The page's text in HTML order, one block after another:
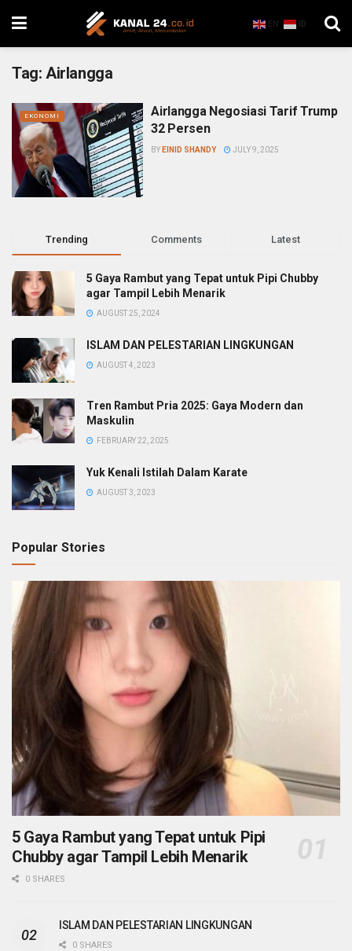
EN ID
Tag: Airlangga
EKONOMI
Airlangga Negosiasi Tarif Trump
32 Persen
BY EINID SHANDY JULY 9, 2025
Trending Comments Latest
5 Gaya Rambut yang Tepat untuk Pipi Chubby
agar Tampil Lebih Menarik
AUGUST 25, 2024
ISLAM DAN PELESTARIAN LINGKUNGAN
AUGUST 4, 2023
Tren Rambut Pria 2025: Gaya Modern dan
Maskulin
FEBRUARY 22, 2025
Yuk Kenali Istilah Dalam Karate
AUGUST 3, 2023
Popular Stories
5 Gaya Rambut yang Tepat untuk Pipi
Chubby agar Tampil Lebih Menarik
0 SHARES
ISLAM DAN PELESTARIAN LINGKUNGAN
0 SHARES